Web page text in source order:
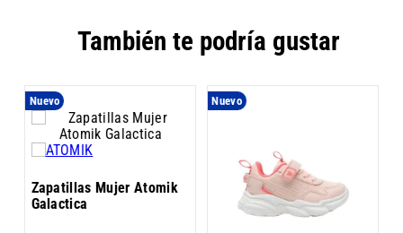
También te podría gustar
Nuevo
Zapatillas Mujer Atomik
Galactica
Nuevo